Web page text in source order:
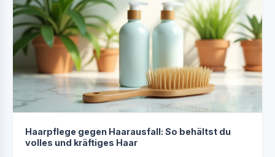
Haarpflege gegen Haarausfall: So behältst du
volles und kräftiges Haar